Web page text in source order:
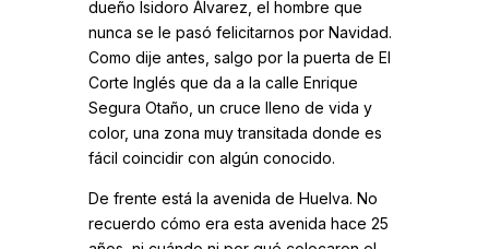
dueño Isidoro Álvarez, el hombre que
nunca se le pasó felicitarnos por Navidad.
Como dije antes, salgo por la puerta de El
Corte Inglés que da a la calle Enrique
Segura Otaño, un cruce lleno de vida y
color, una zona muy transitada donde es
fácil coincidir con algún conocido.
De frente está la avenida de Huelva. No
recuerdo cómo era esta avenida hace 25